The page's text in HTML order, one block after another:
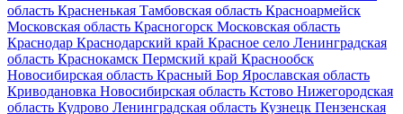
область Красненькая Тамбовская область Красноармейск
Московская область Красногорск Московская область
Краснодар Краснодарский край Красное село Ленинградская
область Краснокамск Пермский край Краснообск
Новосибирская область Красный Бор Ярославская область
Криводановка Новосибирская область Кстово Нижегородская
область Кудрово Ленинградская область Кузнецк Пензенская